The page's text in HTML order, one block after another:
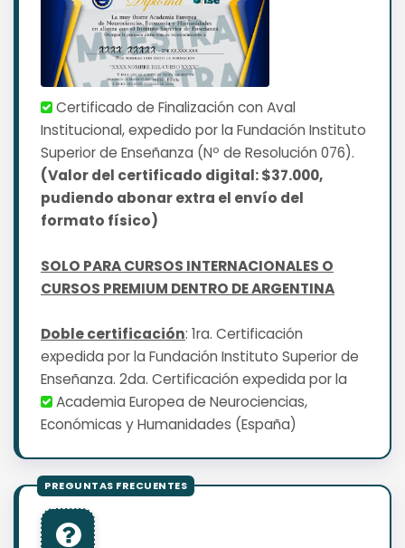
Certificado de Finalización con Aval
Institucional, expedido por la Fundación Instituto
Superior de Enseñanza (Nº de Resolución 076).
(Valor del certificado digital: $37.000,
pudiendo abonar extra el envío del
formato físico)
SOLO PARA CURSOS INTERNACIONALES O
CURSOS PREMIUM DENTRO DE ARGENTINA
Doble certificación: 1ra. Certificación
expedida por la Fundación Instituto Superior de
Enseñanza. 2da. Certificación expedida por la
Academia Europea de Neurociencias,
Económicas y Humanidades (España)